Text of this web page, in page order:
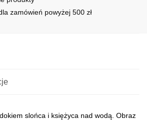
zamówień powyżej 500 zł
slońca i księżyca nad wodą. Obraz